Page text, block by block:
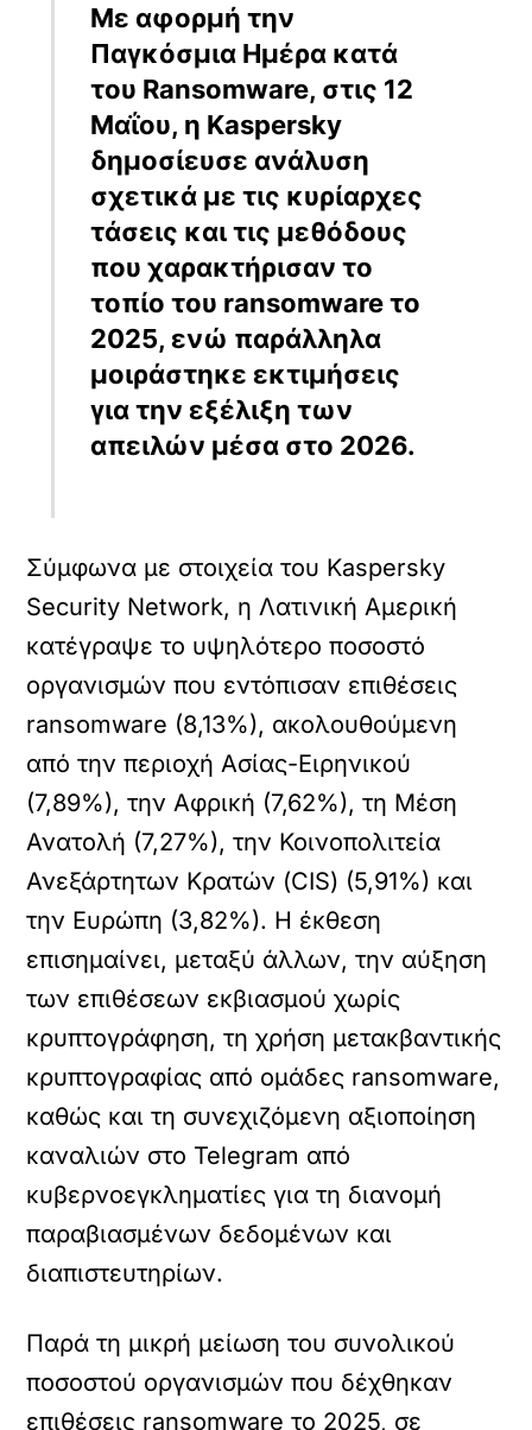
Με αφορμή την
Παγκόσμια Ημέρα κατά
του Ransomware, στις 12
Μαΐου, η Kaspersky
δημοσίευσε ανάλυση
σχετικά με τις κυρίαρχες
τάσεις και τις μεθόδους
που χαρακτήρισαν το
τοπίο του ransomware το
2025, ενώ παράλληλα
μοιράστηκε εκτιμήσεις
για την εξέλιξη των
απειλών μέσα στο 2026.
Σύμφωνα με στοιχεία του Kaspersky
Security Network, η Λατινική Αμερική
κατέγραψε το υψηλότερο ποσοστό
οργανισμών που εντόπισαν επιθέσεις
ransomware (8,13%), ακολουθούμενη
από την περιοχή Ασίας-Ειρηνικού
(7,89%), την Αφρική (7,62%), τη Μέση
Ανατολή (7,27%), την Κοινοπολιτεία
Ανεξάρτητων Κρατών (CIS) (5,91%) και
την Ευρώπη (3,82%). Η έκθεση
επισημαίνει, μεταξύ άλλων, την αύξηση
των επιθέσεων εκβιασμού χωρίς
κρυπτογράφηση, τη χρήση μετακβαντικής
κρυπτογραφίας από ομάδες ransomware,
καθώς και τη συνεχιζόμενη αξιοποίηση
καναλιών στο Telegram από
κυβερνοεγκληματίες για τη διανομή
παραβιασμένων δεδομένων και
διαπιστευτηρίων.
Παρά τη μικρή μείωση του συνολικού
ποσοστού οργανισμών που δέχθηκαν
επιθέσεις ransomware το 2025, σε